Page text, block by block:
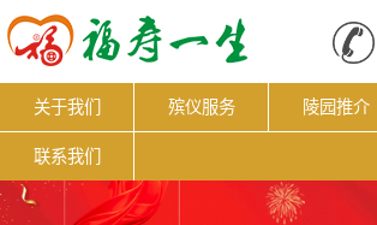
关于我们 殡仪服务 陵园推介
联系我们